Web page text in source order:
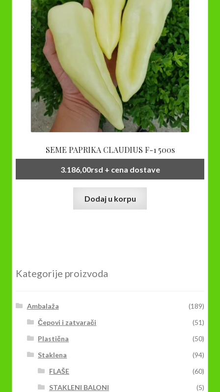
izabrane
stranici
proizvoda.
SEME PAPRIKA CLAUDIUS F-1 500s
3.186,00rsd + cena dostave
Dodaj u korpu
Kategorije proizvoda
Ambalaža
(189)
Čepovi i zatvarači
(51)
Plastična
(50)
Staklena
(94)
FLAŠE
(60)
STAKLENI BALONI
(5)